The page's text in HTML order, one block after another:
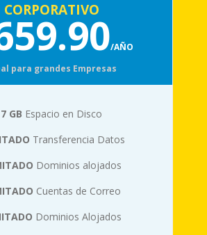
CORPORATIVO
/AÑO
para grandes Empresas
7 GB Espacio en Disco
Transferencia Datos
Dominios alojados
Cuentas de Correo
Dominios Alojados